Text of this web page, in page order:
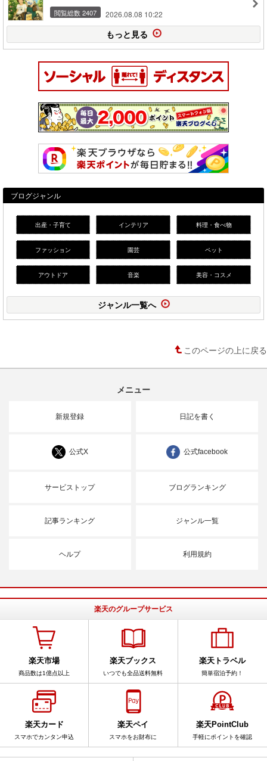
閲覧総数 2407 2026.08.08 10:22
もっと見る
ブログジャンル
出産・子育て インテリア 料理・食べ物
ファッション 園芸 ペット
アウトドア 音楽 美容・コスメ
ジャンル一覧へ
このページの上に戻る
メニュー
新規登録 日記を書く
公式X 公式facebook
サービストップ ブログランキング
記事ランキング ジャンル一覧
ヘルプ 利用規約
楽天のグループサービス
楽天市場
商品数は1億点以上
楽天ブックス
いつでも全品送料無料
楽天トラベル
簡単宿泊予約！
楽天カード
スマホでカンタン申込
楽天ペイ
スマホをお財布に
楽天PointClub
手軽にポイントを確認